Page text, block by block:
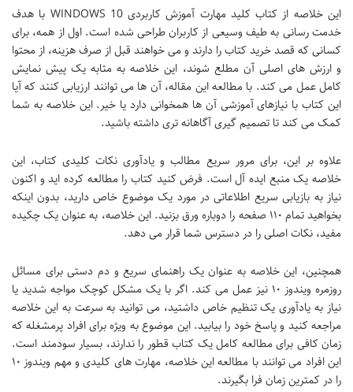
این خلاصه از کتاب کلید مهارت آموزش کاربردی WINDOWS 10 با هدف
خدمت رسانی به طیف وسیعی از کاربران طراحی شده است. اول از همه، برای
کسانی که قصد خرید کتاب را دارند و می خواهند قبل از صرف هزینه، از محتوا
و ارزش های اصلی آن مطلع شوند، این خلاصه به مثابه یک پیش نمایش
کامل عمل می کند. با مطالعه این مقاله، آن ها می توانند ارزیابی کنند که آیا
این کتاب با نیازهای آموزشی آن ها همخوانی دارد یا خیر. این خلاصه به شما
کمک می کند تا تصمیم گیری آگاهانه تری داشته باشید.
علاوه بر این، برای مرور سریع مطالب و یادآوری نکات کلیدی کتاب، این
خلاصه یک منبع ایده آل است. فرض کنید کتاب را مطالعه کرده اید و اکنون
نیاز به بازیابی سریع اطلاعاتی در مورد یک موضوع خاص دارید، بدون اینکه
بخواهید تمام ۱۱۰ صفحه را دوباره ورق بزنید. این خلاصه، به عنوان یک چکیده
مفید، نکات اصلی را در دسترس شما قرار می دهد.
همچنین، این خلاصه به عنوان یک راهنمای سریع و دم دستی برای مسائل
روزمره ویندوز ۱۰ نیز عمل می کند. اگر با یک مشکل کوچک مواجه شدید یا
نیاز به یادآوری یک تنظیم خاص داشتید، می توانید به سرعت به این خلاصه
مراجعه کنید و پاسخ خود را بیابید. این موضوع به ویژه برای افراد پرمشغله که
زمان کافی برای مطالعه کامل یک کتاب قطور را ندارند، بسیار سودمند است.
این افراد می توانند با مطالعه این خلاصه، مهارت های کلیدی و مهم ویندوز ۱۰
را در کمترین زمان فرا بگیرند.